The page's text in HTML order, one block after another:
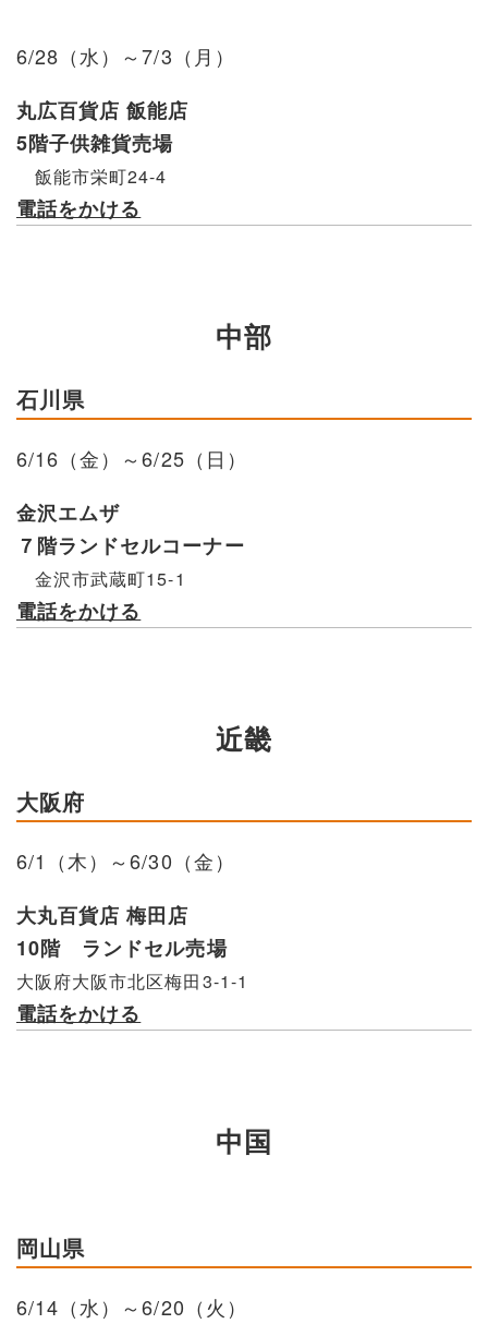
6/28（水）～7/3（月）
丸広百貨店 飯能店
5階子供雑貨売場
飯能市栄町24-4
電話をかける
中部
石川県
6/16（金）～6/25（日）
金沢エムザ
７階ランドセルコーナー
金沢市武蔵町15-1
電話をかける
近畿
大阪府
6/1（木）～6/30（金）
大丸百貨店 梅田店
10階 ランドセル売場
大阪府大阪市北区梅田3-1-1
電話をかける
中国
岡山県
6/14（水）～6/20（火）